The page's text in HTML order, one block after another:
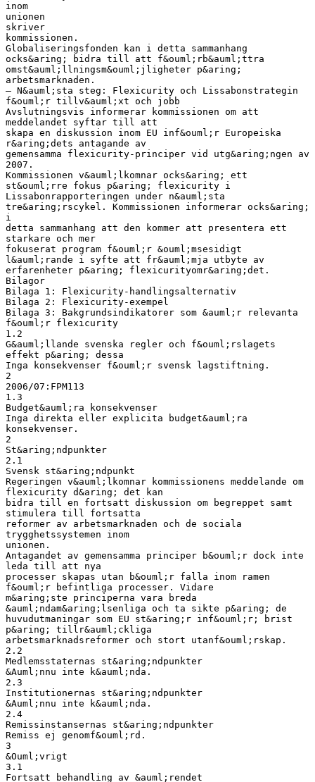
inom
unionen
skriver
kommissionen.
Globaliseringsfonden kan i detta sammanhang
ocks&aring; bidra till att f&ouml;rb&auml;ttra
omst&auml;llningsm&ouml;jligheter p&aring;
arbetsmarknaden.
– N&auml;sta steg: Flexicurity och Lissabonstrategin
f&ouml;r tillv&auml;xt och jobb
Avslutningsvis informerar kommissionen om att
meddelandet syftar till att
skapa en diskussion inom EU inf&ouml;r Europeiska
r&aring;dets antagande av
gemensamma flexicurity-principer vid utg&aring;ngen av
2007.
Kommissionen v&auml;lkomnar ocks&aring; ett
st&ouml;rre fokus p&aring; flexicurity i
Lissabonrapporteringen under n&auml;sta
tre&aring;rscykel. Kommissionen informerar ocks&aring;
i
detta sammanhang att den kommer att presentera ett
starkare och mer
fokuserat program f&ouml;r &ouml;msesidigt
l&auml;rande i syfte att fr&auml;mja utbyte av
erfarenheter p&aring; flexicurityomr&aring;det.
Bilagor
Bilaga 1: Flexicurity-handlingsalternativ
Bilaga 2: Flexicurity-exempel
Bilaga 3: Bakgrundsindikatorer som &auml;r relevanta
f&ouml;r flexicurity
1.2
G&auml;llande svenska regler och f&ouml;rslagets
effekt p&aring; dessa
Inga konsekvenser f&ouml;r svensk lagstiftning.
2
2006/07:FPM113
1.3
Budget&auml;ra konsekvenser
Inga direkta eller explicita budget&auml;ra
konsekvenser.
2
St&aring;ndpunkter
2.1
Svensk st&aring;ndpunkt
Regeringen v&auml;lkomnar kommissionens meddelande om
flexicurity d&aring; det kan
bidra till en fortsatt diskussion om begreppet samt
stimulera till fortsatta
reformer av arbetsmarknaden och de sociala
trygghetssystemen inom
unionen.
Antagandet av gemensamma principer b&ouml;r dock inte
leda till att nya
processer skapas utan b&ouml;r falla inom ramen
f&ouml;r befintliga processer. Vidare
m&aring;ste principerna vara breda
&auml;ndam&aring;lsenliga och ta sikte p&aring; de
huvudutmaningar som EU st&aring;r inf&ouml;r; brist
p&aring; tillr&auml;ckliga
arbetsmarknadsreformer och stort utanf&ouml;rskap.
2.2
Medlemsstaternas st&aring;ndpunkter
&Auml;nnu inte k&auml;nda.
2.3
Institutionernas st&aring;ndpunkter
&Auml;nnu inte k&auml;nda.
2.4
Remissinstansernas st&aring;ndpunkter
Remiss ej genomf&ouml;rd.
3
&Ouml;vrigt
3.1
Fortsatt behandling av &auml;rendet